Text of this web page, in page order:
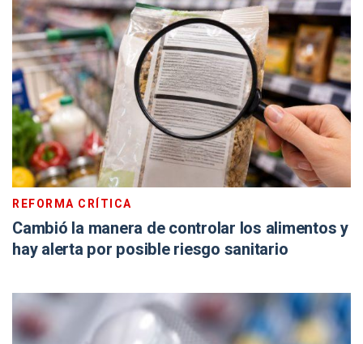
REFORMA CRÍTICA
Cambió la manera de controlar los alimentos y
hay alerta por posible riesgo sanitario